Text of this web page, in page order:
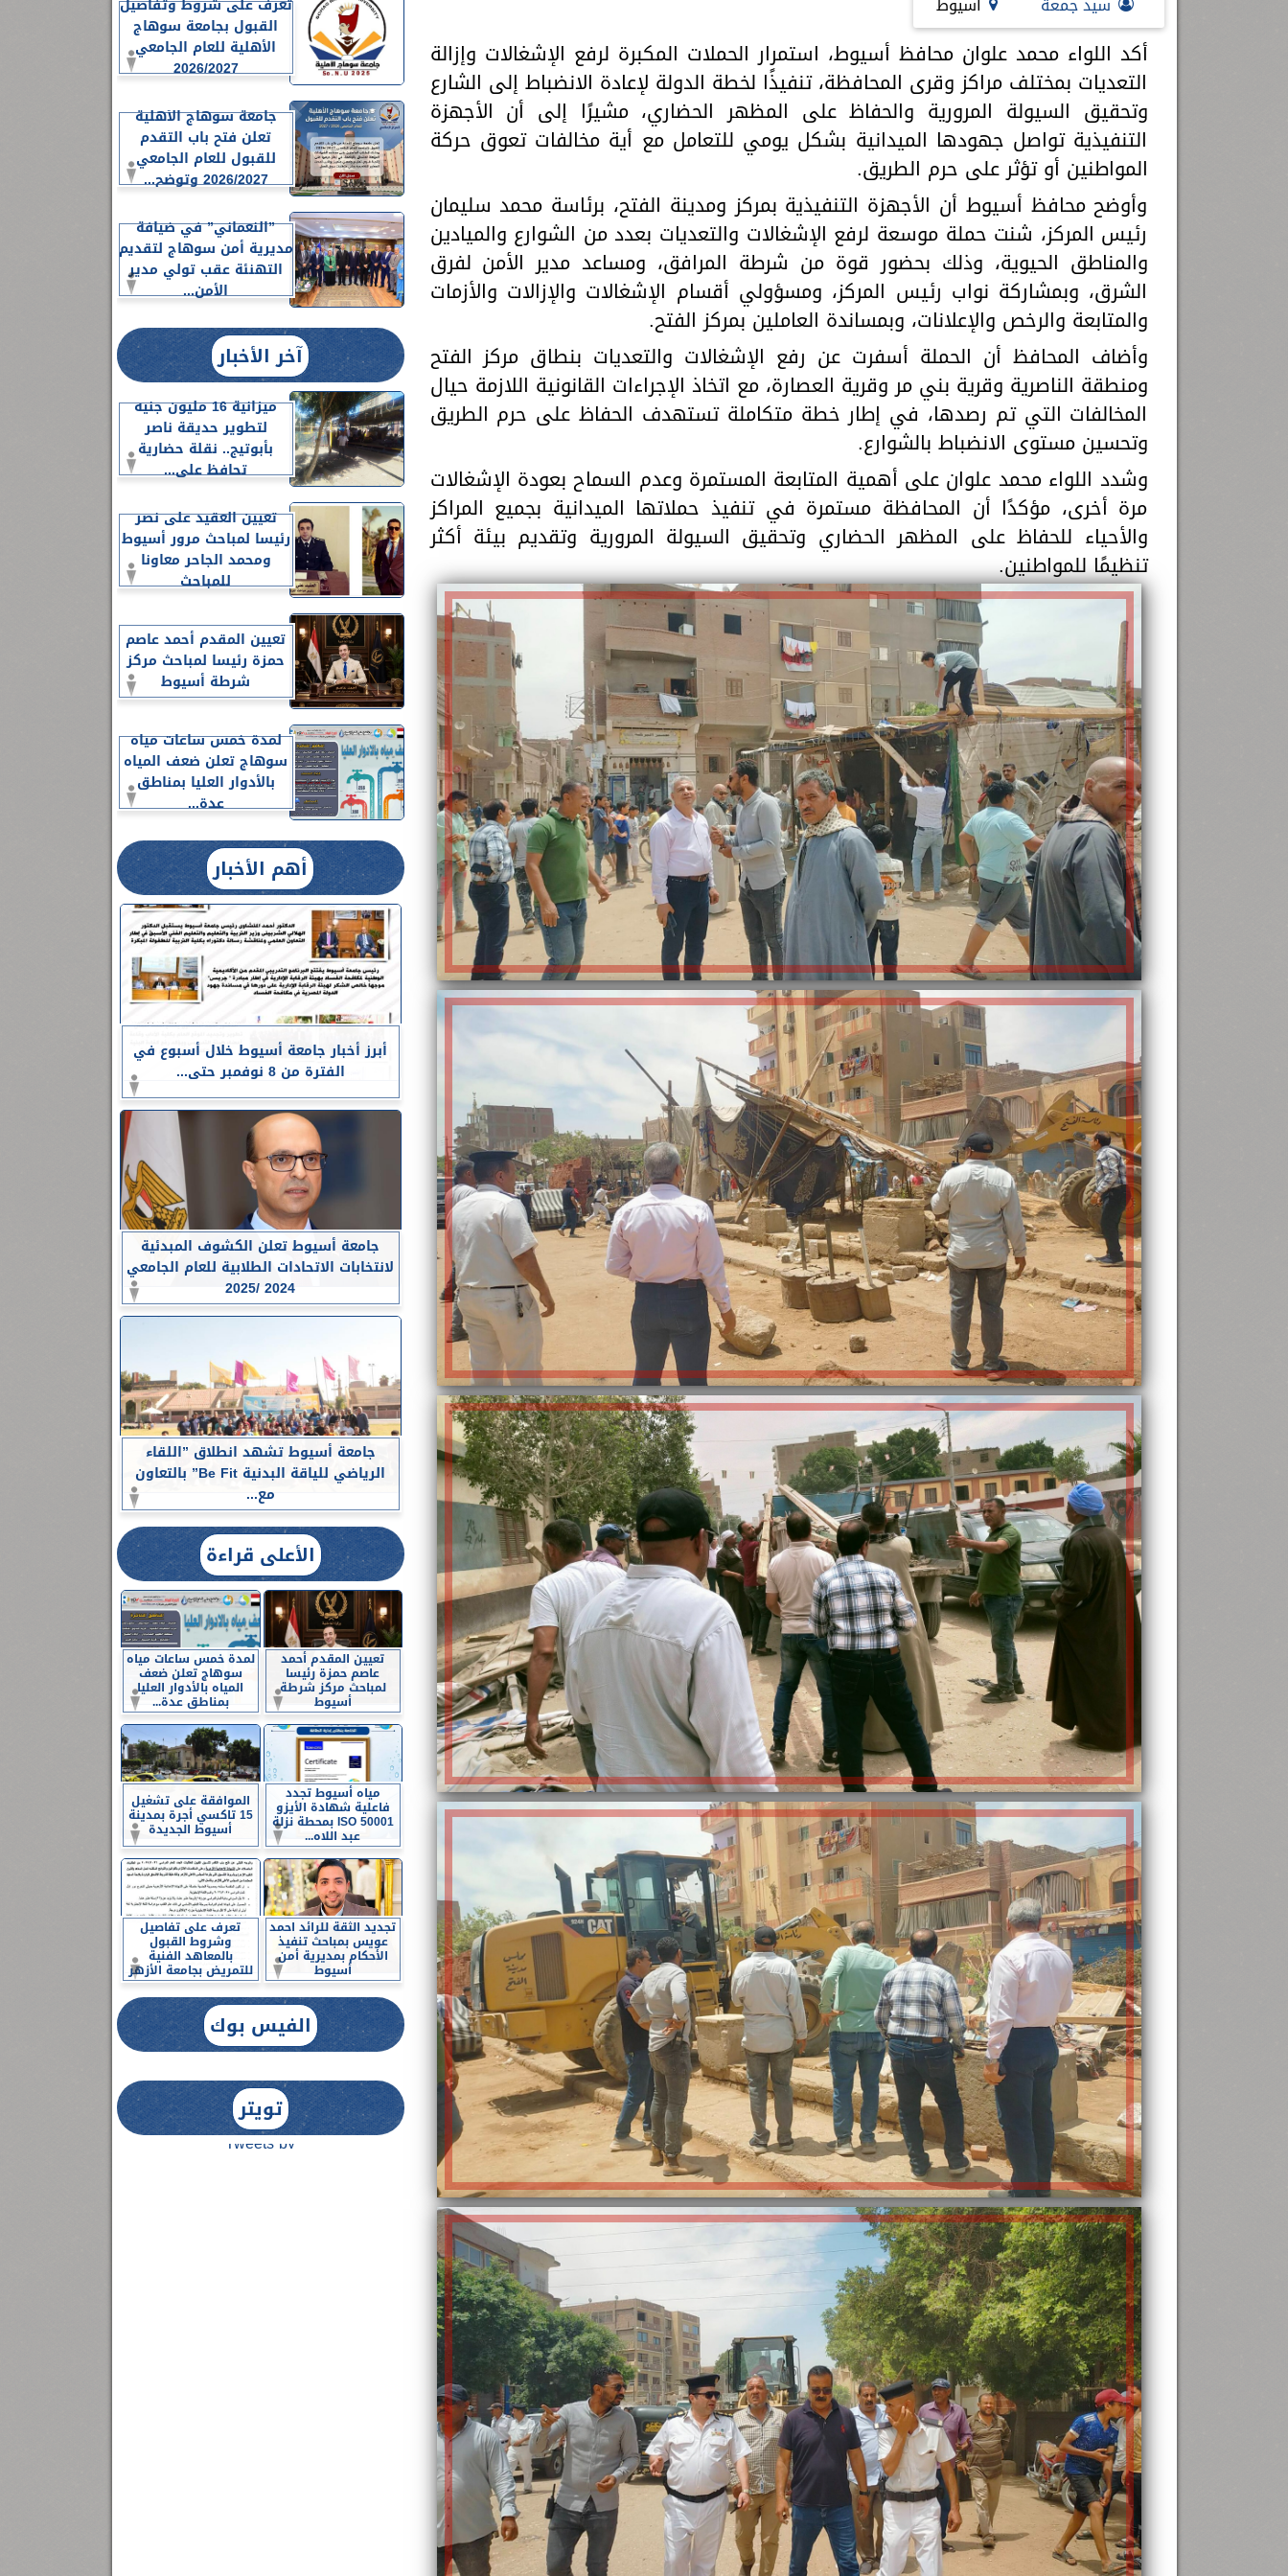
أكد اللواء محمد علوان محافظ أسيوط، استمرار الحملات المكبرة لرفع الإشغالات وإزالة
التعديات بمختلف مراكز وقرى المحافظة، تنفيذًا لخطة الدولة لإعادة الانضباط إلى الشارع
وتحقيق السيولة المرورية والحفاظ على المظهر الحضاري، مشيرًا إلى أن الأجهزة
التنفيذية تواصل جهودها الميدانية بشكل يومي للتعامل مع أية مخالفات تعوق حركة
المواطنين أو تؤثر على حرم الطريق.
وأوضح محافظ أسيوط أن الأجهزة التنفيذية بمركز ومدينة الفتح، برئاسة محمد سليمان
رئيس المركز، شنت حملة موسعة لرفع الإشغالات والتعديات بعدد من الشوارع والميادين
والمناطق الحيوية، وذلك بحضور قوة من شرطة المرافق، ومساعد مدير الأمن لفرق
الشرق، وبمشاركة نواب رئيس المركز، ومسؤولي أقسام الإشغالات والإزالات والأزمات
والمتابعة والرخص والإعلانات، وبمساندة العاملين بمركز الفتح.
وأضاف المحافظ أن الحملة أسفرت عن رفع الإشغالات والتعديات بنطاق مركز الفتح
ومنطقة الناصرية وقرية بني مر وقرية العصارة، مع اتخاذ الإجراءات القانونية اللازمة حيال
المخالفات التي تم رصدها، في إطار خطة متكاملة تستهدف الحفاظ على حرم الطريق
وتحسين مستوى الانضباط بالشوارع.
وشدد اللواء محمد علوان على أهمية المتابعة المستمرة وعدم السماح بعودة الإشغالات
مرة أخرى، مؤكدًا أن المحافظة مستمرة في تنفيذ حملاتها الميدانية بجميع المراكز
والأحياء للحفاظ على المظهر الحضاري وتحقيق السيولة المرورية وتقديم بيئة أكثر
تنظيمًا للمواطنين.
تعرف على شروط وتفاصيل
القبول بجامعة سوهاج
الأهلية للعام الجامعي
2026/2027
جامعة سوهاج الأهلية
تعلن فتح باب التقدم
للقبول للعام الجامعي
2026/2027 وتوضح...
”النعماني” في ضيافة
مديرية أمن سوهاج لتقديم
التهنئة عقب تولي مدير
الأمن...
آخر الأخبار
ميزانية 16 مليون جنيه
لتطوير حديقة ناصر
بأبوتيج.. نقلة حضارية
تحافظ على...
تعيين العقيد على نصر
رئيسا لمباحث مرور أسيوط
ومحمد الجاحر معاونا
للمباحث
تعيين المقدم أحمد عاصم
حمزة رئيسا لمباحث مركز
شرطة أسيوط
لمدة خمس ساعات مياه
سوهاج تعلن ضعف المياه
بالأدوار العليا بمناطق
عدة...
أهم الأخبار
أبرز أخبار جامعة أسيوط خلال أسبوع في
الفترة من 8 نوفمبر حتى...
جامعة أسيوط تعلن الكشوف المبدئية
لانتخابات الاتحادات الطلابية للعام الجامعي
2024 /2025
جامعة أسيوط تشهد انطلاق ”اللقاء
الرياضي للياقة البدنية Be Fit” بالتعاون
مع...
الأعلى قراءة
تعيين المقدم أحمد
عاصم حمزة رئيسا
لمباحث مركز شرطة
أسيوط
لمدة خمس ساعات مياه
سوهاج تعلن ضعف
المياه بالأدوار العليا
بمناطق عدة...
مياه أسيوط تجدد
فاعلية شهادة الأيزو
ISO 50001 بمحطة نزلة
عبد اللاه...
الموافقة على تشغيل
15 تاكسي أجرة بمدينة
أسيوط الجديدة
تجديد الثقة للرائد احمد
عويس بمباحث تنفيذ
الأحكام بمديرية أمن
أسيوط
تعرف على تفاصيل
وشروط القبول
بالمعاهد الفنية
للتمريض بجامعة الأزهر
الفيس بوك
تويتر
Tweets by